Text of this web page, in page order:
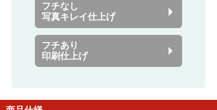
フチなし
写真キレイ仕上げ
フチあり
印刷仕上げ